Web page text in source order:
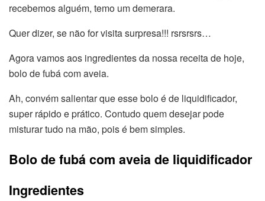
recebemos alguém, temo um demerara.
Quer dizer, se não for visita surpresa!!! rsrsrsrs…
Agora vamos aos ingredientes da nossa receita de hoje,
bolo de fubá com aveia.
Ah, convém salientar que esse bolo é de liquidificador,
super rápido e prático. Contudo quem desejar pode
misturar tudo na mão, pois é bem simples.
Bolo de fubá com aveia de liquidificador
Ingredientes